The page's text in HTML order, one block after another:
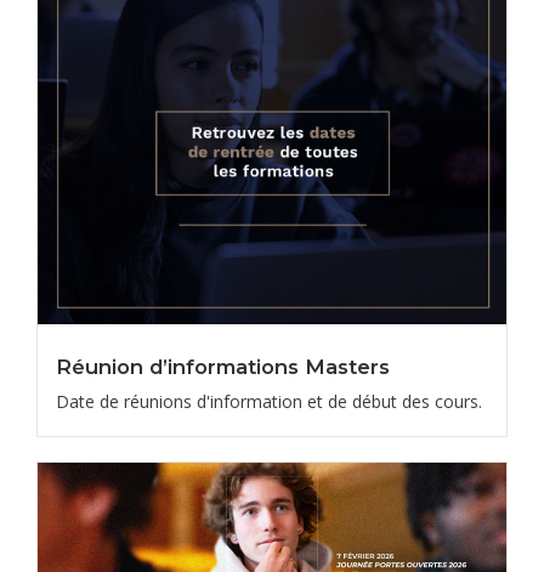
Réunion d’informations Masters
Date de réunions d'information et de début des cours.